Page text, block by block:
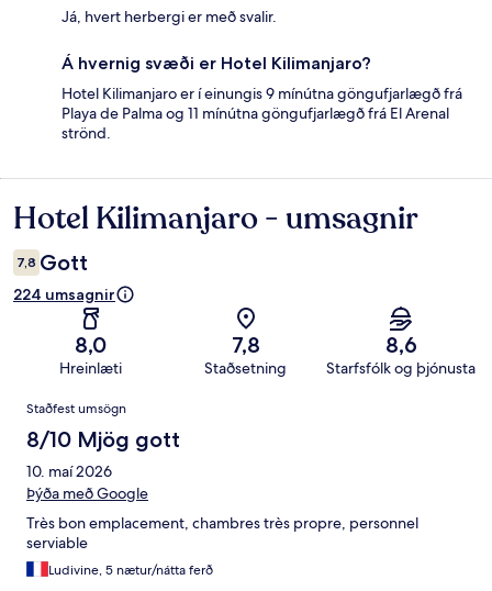
Já, hvert herbergi er með svalir.
Á hvernig svæði er Hotel Kilimanjaro?
Hotel Kilimanjaro er í einungis 9 mínútna göngufjarlægð frá
Playa de Palma og 11 mínútna göngufjarlægð frá El Arenal
strönd.
Umsagnir
Hotel Kilimanjaro - umsagnir
7,8 Gott
224 umsagnir
8,0
Hreinlæti
7,8
Staðsetning
8,6
Starfsfólk og þjónusta
Umsagnir
Staðfest umsögn
8/10 Mjög gott
10. maí 2026
Þýða með Google
Très bon emplacement, chambres très propre, personnel
serviable
Ludivine, 5 nætur/nátta ferð